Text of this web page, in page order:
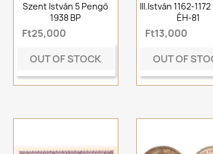
Szent István 5 Pengő
1938 BP
Ft25,000
OUT OF STOCK
III.István 1162-
ÉH-81
Ft13,000
OUT OF